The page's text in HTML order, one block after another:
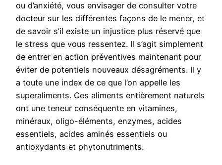
ou d’anxiété, vous envisager de consulter votre
docteur sur les différentes façons de le mener, et
de savoir s’il existe un injustice plus réservé que
le stress que vous ressentez. Il s’agit simplement
de entrer en action préventives maintenant pour
éviter de potentiels nouveaux désagréments. Il y
a toute une index de ce que l’on appelle les
superaliments. Ces aliments entièrement naturels
ont une teneur conséquente en vitamines,
minéraux, oligo-éléments, enzymes, acides
essentiels, acides aminés essentiels ou
antioxydants et phytonutriments.